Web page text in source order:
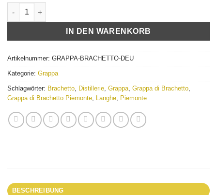
Grappa di Brachetto "Barbara" Menge
IN DEN WARENKORB
Artikelnummer: GRAPPA-BRACHETTO-DEU
Kategorie: Grappa
Schlagwörter: Brachetto, Distillerie, Grappa, Grappa di Brachetto,
Grappa di Brachetto Piemonte, Langhe, Piemonte
BESCHREIBUNG